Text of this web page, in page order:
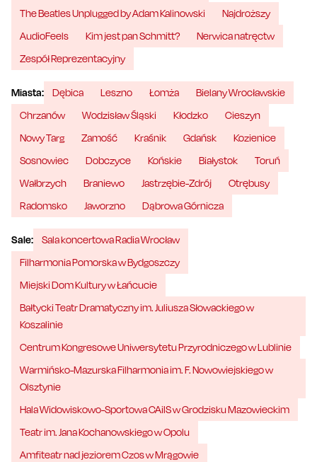
The Beatles Unplugged by Adam Kalinowski
Najdroższy
AudioFeels
Kim jest pan Schmitt?
Nerwica natręctw
Zespół Reprezentacyjny
Miasta: Dębica Leszno Łomża
Bielany Wrocławskie
Chrzanów
Wodzisław Śląski Kłodzko
Cieszyn
Nowy Targ
Zamość Kraśnik Gdańsk
Kozienice
Sosnowiec
Dobczyce Końskie Białystok
Toruń
Wałbrzych
Braniewo Jastrzębie-Zdrój
Otrębusy
Radomsko
Jaworzno Dąbrowa Górnicza
Sale:
Sala koncertowa Radia Wrocław
Filharmonia Pomorska w Bydgoszczy
Miejski Dom Kultury w Łańcucie
Bałtycki Teatr Dramatyczny im. Juliusza Słowackiego w
Koszalinie
Centrum Kongresowe Uniwersytetu Przyrodniczego w Lublinie
Warmińsko-Mazurska Filharmonia im. F. Nowowiejskiego w
Olsztynie
Hala Widowiskowo-Sportowa CAiIS w Grodzisku Mazowieckim
Teatr im. Jana Kochanowskiego w Opolu
Amfiteatr nad jeziorem Czos w Mrągowie